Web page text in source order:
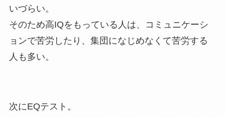
いづらい。
そのため高IQをもっている人は、コミュニケーシ
ョンで苦労したり、集団になじめなくて苦労する
人も多い。
次にEQテスト。